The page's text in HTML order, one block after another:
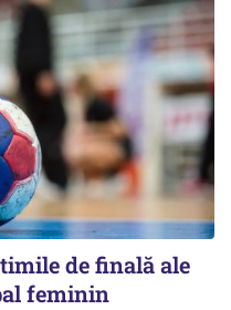
de finală ale
feminin